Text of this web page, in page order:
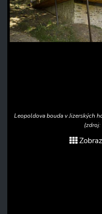
Leopoldova bouda v Jizerských